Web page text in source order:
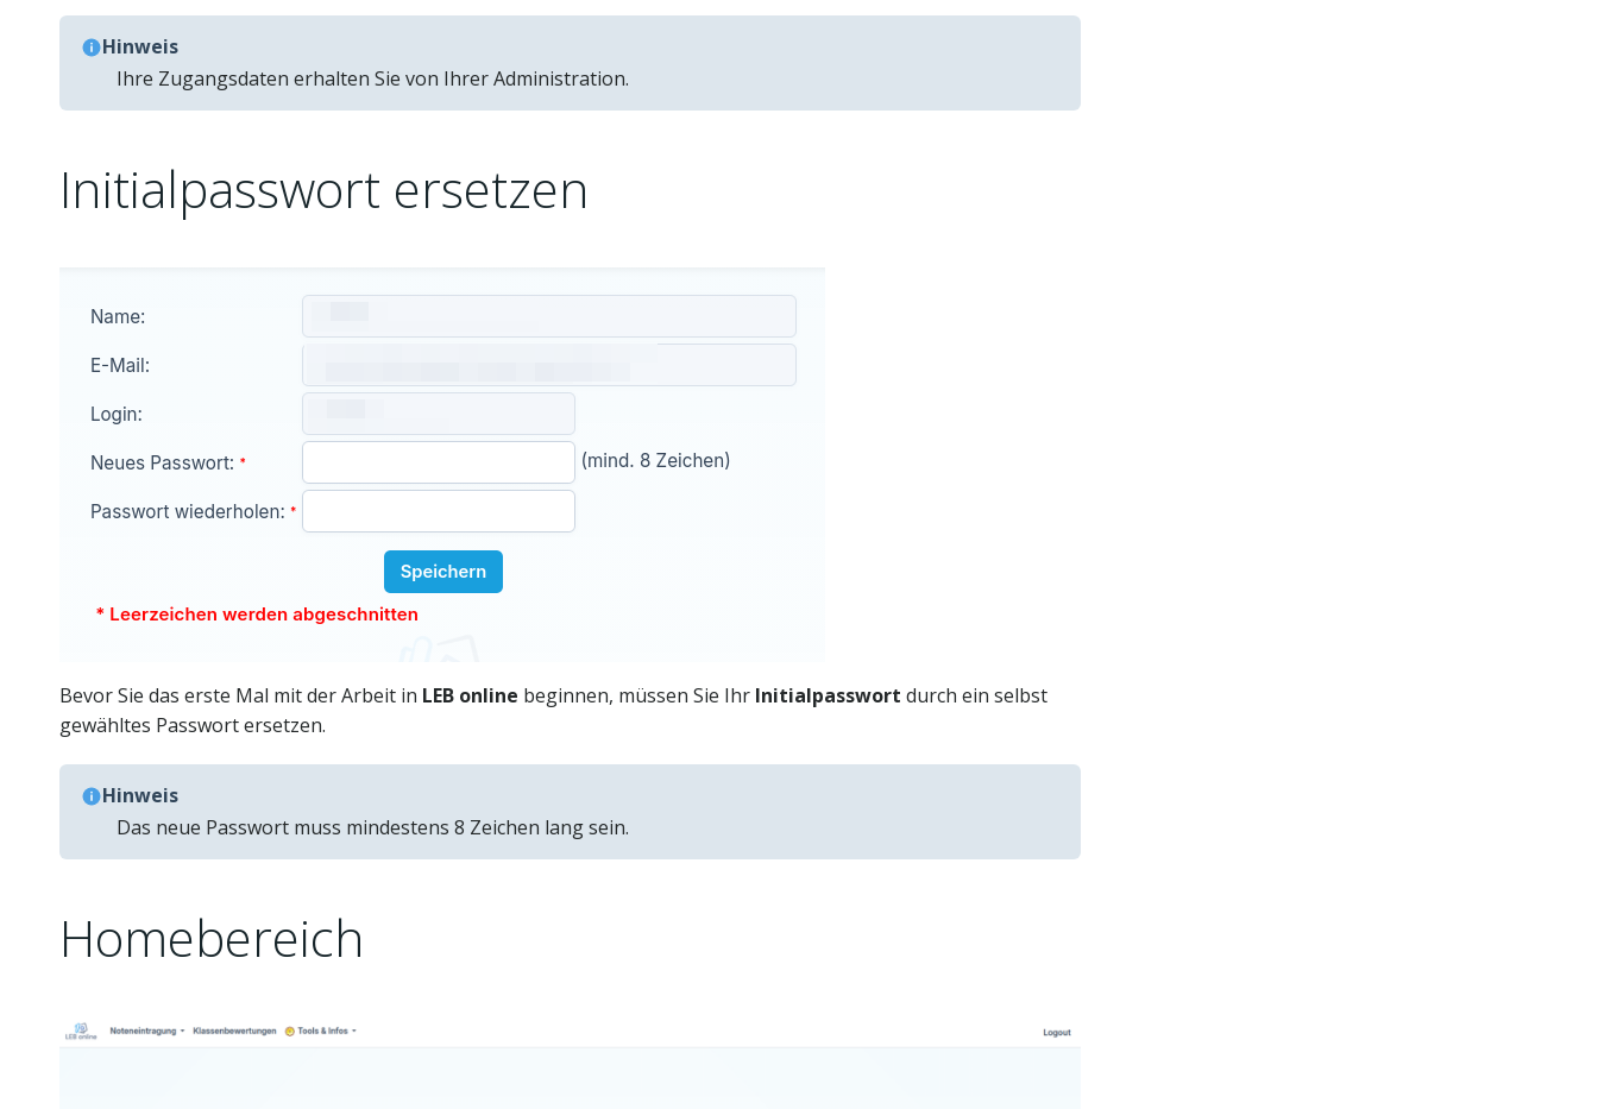
Hinweis
Ihre Zugangsdaten erhalten Sie von Ihrer Administration.
Initialpasswort ersetzen
Bevor Sie das erste Mal mit der Arbeit in LEB online beginnen, müssen Sie Ihr Initialpasswort durch ein selbst
gewähltes Passwort ersetzen.
Hinweis
Das neue Passwort muss mindestens 8 Zeichen lang sein.
Homebereich